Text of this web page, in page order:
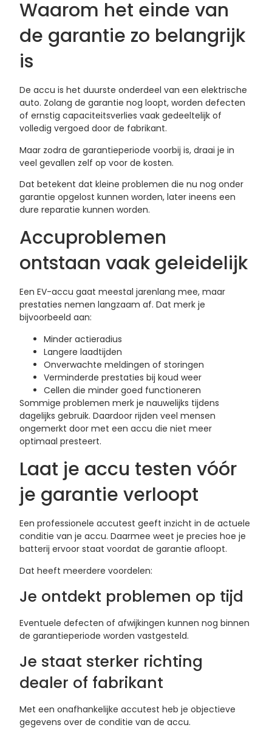
Waarom het einde van
de garantie zo belangrijk
is
De accu is het duurste onderdeel van een elektrische
auto. Zolang de garantie nog loopt, worden defecten
of ernstig capaciteitsverlies vaak gedeeltelijk of
volledig vergoed door de fabrikant.
Maar zodra de garantieperiode voorbij is, draai je in
veel gevallen zelf op voor de kosten.
Dat betekent dat kleine problemen die nu nog onder
garantie opgelost kunnen worden, later ineens een
dure reparatie kunnen worden.
Accuproblemen
ontstaan vaak geleidelijk
Een EV-accu gaat meestal jarenlang mee, maar
prestaties nemen langzaam af. Dat merk je
bijvoorbeeld aan:
Minder actieradius
Langere laadtijden
Onverwachte meldingen of storingen
Verminderde prestaties bij koud weer
Cellen die minder goed functioneren
Sommige problemen merk je nauwelijks tijdens
dagelijks gebruik. Daardoor rijden veel mensen
ongemerkt door met een accu die niet meer
optimaal presteert.
Laat je accu testen vóór
je garantie verloopt
Een professionele accutest geeft inzicht in de actuele
conditie van je accu. Daarmee weet je precies hoe je
batterij ervoor staat voordat de garantie afloopt.
Dat heeft meerdere voordelen:
Je ontdekt problemen op tijd
Eventuele defecten of afwijkingen kunnen nog binnen
de garantieperiode worden vastgesteld.
Je staat sterker richting
dealer of fabrikant
Met een onafhankelijke accutest heb je objectieve
gegevens over de conditie van de accu.